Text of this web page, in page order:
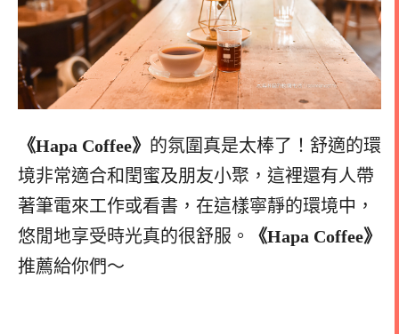
《Hapa Coffee》 的氛圍真是太棒了！舒適的環
境非常適合和閏蜜及朋友小聚，這裡還有人帶
著筆電來工作或看書，在這樣寧靜的環境中，
悠閒地享受時光真的很舒服。
《Hapa Coffee》
推薦給你們～